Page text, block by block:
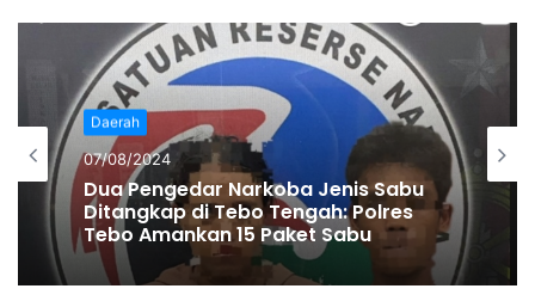
2020. Tabligh akbar tersebut diikuti 16 ribu peserta dari 27
negara. Sebanyak 696 warga negara Indonesia ikut tabligh
akbar tersebut. Otoritas pemerintah Malaysia
mengumumkan sebanyak 190 perserta tablig tersebut
tertular virus Corona, tiga diantaranya adalah WNI.
Ketiganya saat ini dirawat di rumah sakit di Malaysia. (***)
Daerah
07/08/2024
Dua Pengedar Narkoba Jenis Sabu
Ditangkap di Tebo Tengah: Polres
Tebo Amankan 15 Paket Sabu